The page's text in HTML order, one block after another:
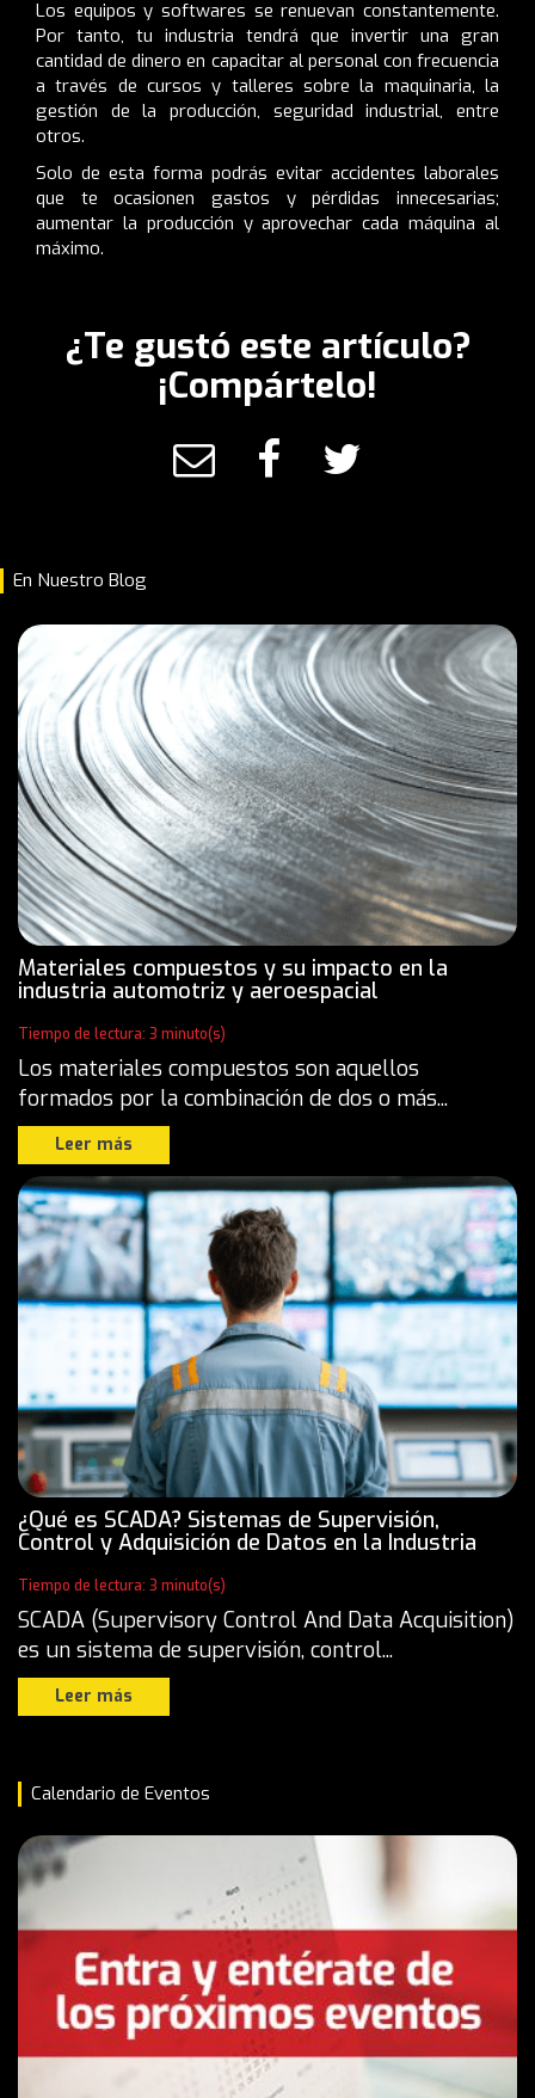
Los equipos y softwares se renuevan constantemente.
Por tanto, tu industria tendrá que invertir una gran
cantidad de dinero en capacitar al personal con frecuencia
a través de cursos y talleres sobre la maquinaria, la
gestión de la producción, seguridad industrial, entre
otros.
Solo de esta forma podrás evitar accidentes laborales
que te ocasionen gastos y pérdidas innecesarias;
aumentar la producción y aprovechar cada máquina al
máximo.
¿Te gustó este artículo?
¡Compártelo!
En Nuestro Blog
Materiales compuestos y su impacto en la
industria automotriz y aeroespacial
Tiempo de lectura: 3 minuto(s)
Los materiales compuestos son aquellos
formados por la combinación de dos o más...
Leer más
¿Qué es SCADA? Sistemas de Supervisión,
Control y Adquisición de Datos en la Industria
Tiempo de lectura: 3 minuto(s)
SCADA (Supervisory Control And Data Acquisition)
es un sistema de supervisión, control...
Leer más
Calendario de Eventos